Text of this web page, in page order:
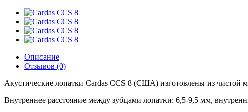
Описание
Отзывов (0)
Акустические лопатки Cardas CCS 8 (США) изготовлены из чистой
Внутреннее расстояние между зубцами лопатки: 6,5-9,5 мм,